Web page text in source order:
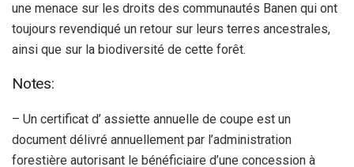
une menace sur les droits des communautés Banen qui ont
toujours revendiqué un retour sur leurs terres ancestrales,
ainsi que sur la biodiversité de cette forêt.
Notes:
– Un certificat d’ assiette annuelle de coupe est un
document délivré annuellement par l’administration
forestière autorisant le bénéficiaire d’une concession à